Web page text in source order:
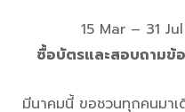
15 Mar – 31
ซื้อบัตรและสอบถามข้
มีนาคมนี้ ขอชวนทุกคนมาเ